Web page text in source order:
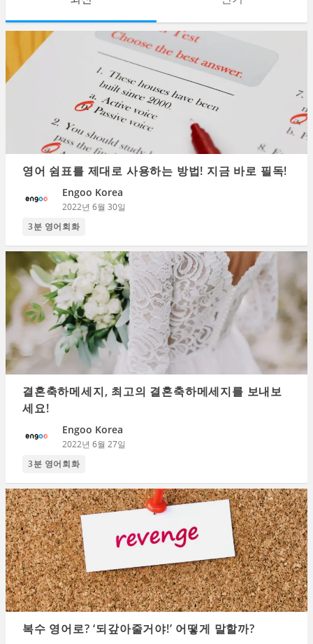
영어 쉼표를 제대로 사용하는 방법! 지금 바로 필독!
Engoo Korea
2022년 6월 30일
3분 영어회화
결혼축하메세지, 최고의 결혼축하메세지를 보내보
세요!
Engoo Korea
2022년 6월 27일
3분 영어회화
복수 영어로? ‘되갚아줄거야!’ 어떻게 말할까?